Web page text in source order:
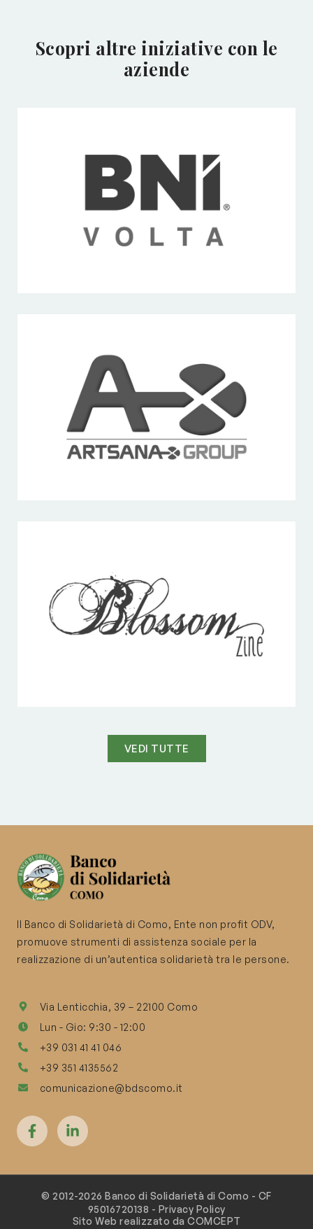
Scopri altre iniziative con le
aziende
VEDI TUTTE
Il Banco di Solidarietà di Como, Ente non profit ODV,
promuove strumenti di assistenza sociale per la
realizzazione di un’autentica solidarietà tra le persone.
Via Lenticchia, 39 – 22100 Como
Lun - Gio: 9:30 - 12:00
+39 031 41 41 046
+39 351 4135562
comunicazione@bdscomo.it
© 2012-2026 Banco di Solidarietà di Como - CF
95016720138 - Privacy Policy
Sito Web realizzato da COMCEPT